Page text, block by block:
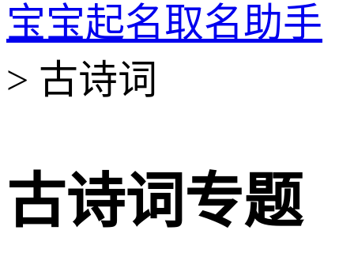
宝宝起名取名助手
> 古诗词
古诗词专题